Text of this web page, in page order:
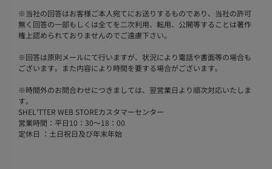
※当社の回答はお客様ご本人宛てにお送りするものであり、当社の許可
無く回答の一部もしくは全てを二次利用、転用、公開等することは著作
権上認められておりませんのでご遠慮下さい。
※回答は原則メールにて行いますが、状況により電話や書面等の場合も
ございます。また内容により時間を要する場合がございます。
※時間外のお問合わせにつきましては、翌営業日より順次対応いたしま
す。
SHEL'TTER WEB STOREカスタマーセンター
営業時間：平日10：30～18：00
定休日 ：土日祝日及び年末年始